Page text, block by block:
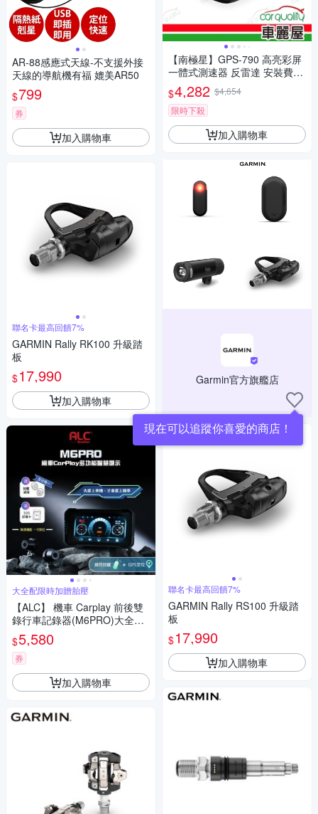
AR-88感應式天線-不支援外接
天線的導航機有福 媲美AR50
$799
券
加入購物車
聯名卡最高回饋7%
GARMIN Rally RK100 升級踏
板
$17,990
加入購物車
大全配限時加贈胎壓
【ALC】 機車 Carplay 前後雙
錄行車記錄器(M6PRO)大全配
再加贈胎壓-加贈32G
$5,580
券
加入購物車
【南極星】GPS-790 高亮彩屏
一體式測速器 反雷達 安裝費另
計(車麗屋)
$4,282 $4,654
限時下殺
加入購物車
Garmin官方旗艦店
現在可以追蹤你喜愛的商店！
聯名卡最高回饋7%
GARMIN Rally RS100 升級踏
板
$17,990
加入購物車